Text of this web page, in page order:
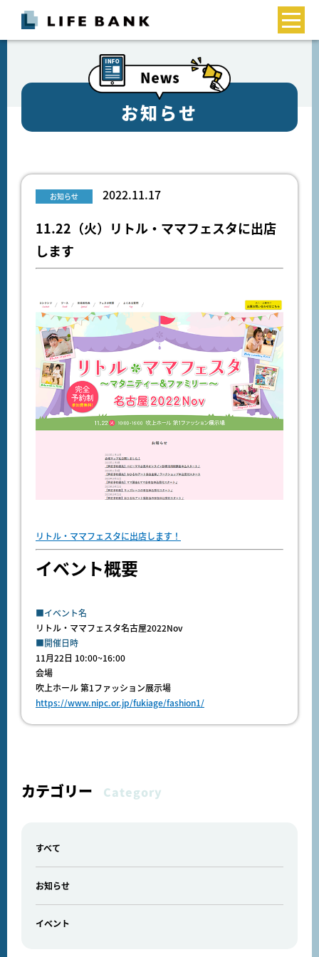
お知らせ
お知らせ 2022.11.17
11.22（火）リトル・ママフェスタに出店
します
リトル・ママフェスタに出店します！
イベント概要
■イベント名
リトル・ママフェスタ名古屋2022Nov
■開催日時
11月22日 10:00~16:00
会場
吹上ホール 第1ファッション展示場
https://www.nipc.or.jp/fukiage/fashion1/
カテゴリー Category
すべて
お知らせ
イベント